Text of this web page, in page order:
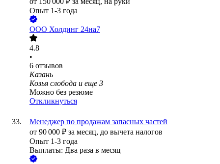
Опыт 1-3 года
ООО Холдинг 24на7
4.8
•
6 отзывов
Казань
Козья слобода и еще 3
Можно без резюме
Откликнуться
Менеджер по продажам запасных частей
от 90 000 ₽ за месяц, до вычета налогов
Опыт 1-3 года
Выплаты: Два раза в месяц